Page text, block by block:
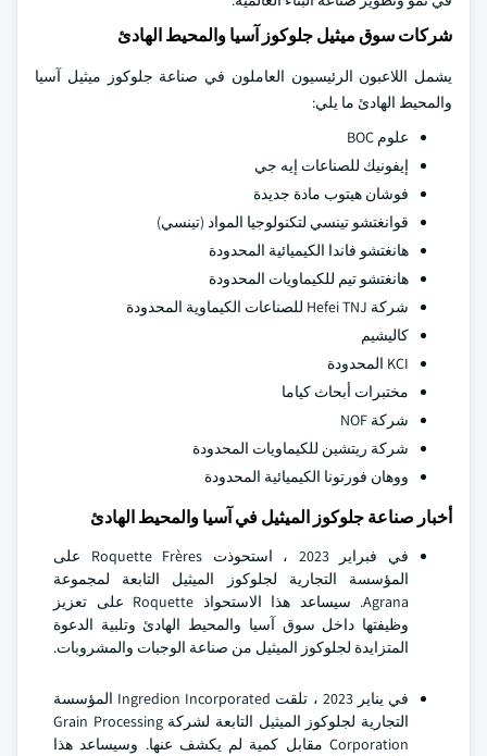
شركات سوق ميثيل جلوكوز آسيا والمحيط الهادئ
يشمل اللاعبون الرئيسيون العاملون في صناعة جلوكوز ميثيل آسيا
والمحيط الهادئ ما يلي:
علوم BOC
إيفونيك للصناعات إيه جي
فوشان هيتوب مادة جديدة
قوانغتشو تينسي لتكنولوجيا المواد (تينسي)
هانغتشو فاندا الكيميائية المحدودة
هانغتشو تيم للكيماويات المحدودة
شركة Hefei TNJ للصناعات الكيماوية المحدودة
كاليشيم
KCI المحدودة
مختبرات أبحاث كياما
شركة NOF
شركة ريتشين للكيماويات المحدودة
ووهان فورتونا الكيميائية المحدودة
أخبار صناعة جلوكوز الميثيل في آسيا والمحيط الهادئ
في فبراير 2023 ، استحوذت Roquette Frères على
المؤسسة التجارية لجلوكوز الميثيل التابعة لمجموعة
Agrana. سيساعد هذا الاستحواذ Roquette على تعزيز
وظيفتها داخل سوق آسيا والمحيط الهادئ وتلبية الدعوة
المتزايدة لجلوكوز الميثيل من صناعة الوجبات والمشروبات.
في يناير 2023 ، تلقت Ingredion Incorporated المؤسسة
التجارية لجلوكوز الميثيل التابعة لشركة Grain Processing
Corporation مقابل كمية لم يكشف عنها. وسيساعد هذا